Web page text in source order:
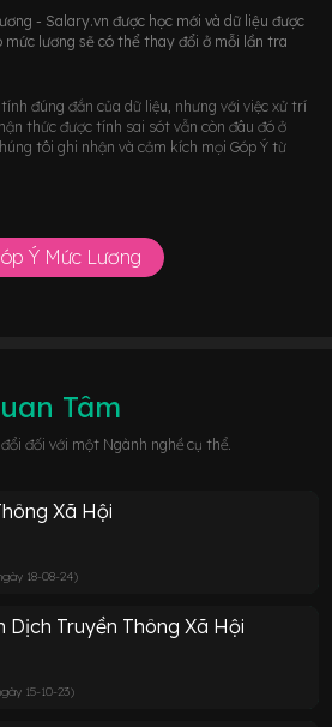
- Salary.vn được học mới và dữ liệu được
mức lương sẽ có thể thay đổi ở mỗi lần tra
đúng đắn của dữ liệu, nhưng với việc xử trí
thức được tính sai sót vẫn còn đâu đó ở
tôi ghi nhận và cảm kích mọi Góp Ý từ
Ý Mức Lương
Tâm
đối với một Ngành nghề cụ thể.
Xã Hội
18-08-24)
Dịch Truyền Thông Xã Hội
15-10-23)